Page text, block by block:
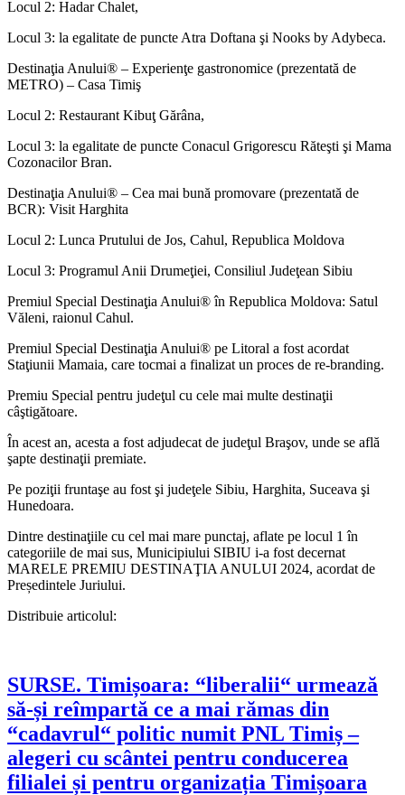
Locul 2: Hadar Chalet,
Locul 3: la egalitate de puncte Atra Doftana şi Nooks by Adybeca.
Destinaţia Anului® – Experienţe gastronomice (prezentată de
METRO) – Casa Timiş
Locul 2: Restaurant Kibuţ Gărâna,
Locul 3: la egalitate de puncte Conacul Grigorescu Răteşti şi Mama
Cozonacilor Bran.
Destinaţia Anului® – Cea mai bună promovare (prezentată de
BCR): Visit Harghita
Locul 2: Lunca Prutului de Jos, Cahul, Republica Moldova
Locul 3: Programul Anii Drumeţiei, Consiliul Judeţean Sibiu
Premiul Special Destinaţia Anului® în Republica Moldova: Satul
Văleni, raionul Cahul.
Premiul Special Destinaţia Anului® pe Litoral a fost acordat
Staţiunii Mamaia, care tocmai a finalizat un proces de re-branding.
Premiu Special pentru judeţul cu cele mai multe destinaţii
câştigătoare.
În acest an, acesta a fost adjudecat de judeţul Braşov, unde se află
şapte destinaţii premiate.
Pe poziţii fruntaşe au fost şi judeţele Sibiu, Harghita, Suceava şi
Hunedoara.
Dintre destinaţiile cu cel mai mare punctaj, aflate pe locul 1 în
categoriile de mai sus, Municipiului SIBIU i-a fost decernat
MARELE PREMIU DESTINAŢIA ANULUI 2024, acordat de
Președintele Juriului.
Distribuie articolul:
SURSE. Timișoara: “liberalii“ urmează
să-și reîmpartă ce a mai rămas din
“cadavrul“ politic numit PNL Timiș –
alegeri cu scântei pentru conducerea
filialei și pentru organizația Timișoara